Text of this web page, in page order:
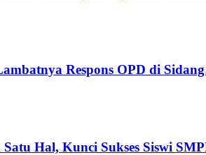
Respons OPD di
Hal, Kunci Sukses Siswi